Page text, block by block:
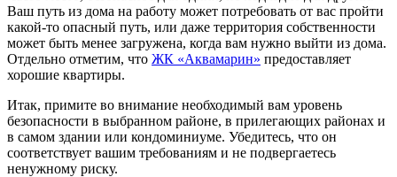
Ваш путь из дома на работу может потребовать от вас пройти
какой-то опасный путь, или даже территория собственности
может быть менее загружена, когда вам нужно выйти из дома.
Отдельно отметим, что ЖК «Аквамарин» предоставляет
хорошие квартиры.
Итак, примите во внимание необходимый вам уровень
безопасности в выбранном районе, в прилегающих районах и
в самом здании или кондоминиуме. Убедитесь, что он
соответствует вашим требованиям и не подвергаетесь
ненужному риску.